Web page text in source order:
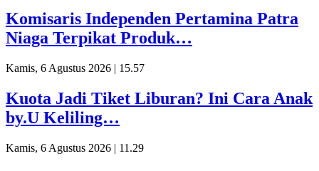
Komisaris Independen Pertamina Patra
Niaga Terpikat Produk…
Kamis, 6 Agustus 2026 | 15.57
Kuota Jadi Tiket Liburan? Ini Cara Anak
by.U Keliling…
Kamis, 6 Agustus 2026 | 11.29